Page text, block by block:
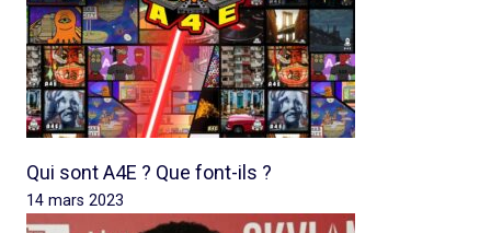
Qui sont A4E ? Que font-ils ?
14 mars 2023